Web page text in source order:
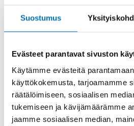
Suostumus
Evästeet parantavat sivuston
Käytämme evästeitä
käyttökokemusta, tarjoamamme
räätälöimiseen, sosiaalisen
tukemiseen ja kävijämäärämme
jaamme sosiaalisen median,
Käsiraha tai vaihtoauto (€)